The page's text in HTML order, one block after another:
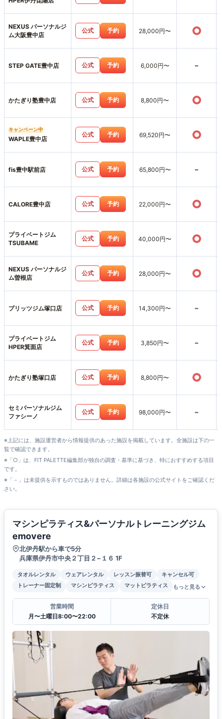
NEXUS パーソナルジ
ム大阪豊中店
公式 予約 28,000円〜 ○
STEP GATE豊中店 公式 予約 6,000円〜 -
かたぎり塾豊中店 公式 予約 8,800円〜 ○
キャンペーン中
WAPLE豊中店
公式 予約 69,520円〜 ○
fis豊中駅前店 公式 予約 65,800円〜 -
CALORE豊中店 公式 予約 22,000円〜 ○
プライベートジム
TSUBAME
公式 予約 40,000円〜 ○
NEXUS パーソナルジ
ム曽根店
公式 予約 28,000円〜 ○
プリッツジム塚口店 公式 予約 14,300円〜 -
プライベートジム
HPER箕面店
公式 予約 3,850円〜 -
かたぎり塾塚口店 公式 予約 8,800円〜 ○
セミパーソナルジム
ファシーノ
公式 予約 98,000円〜 -
※上記には、施設運営者から情報提供のあった施設を掲載しています。全施設は下の一
覧で確認できます。
※「○」は、FIT PALETTE編集部が独自の調査・基準に基づき、特におすすめする項目
です。
※「－」は未提供を示すものではありません。詳細は各施設の公式サイトをご確認くだ
さい。
マシンピラティス&パーソナルトレーニングジム
emovere
北伊丹駅から車で5分
兵庫県伊丹市中央２丁目２−１６ 1F
タオルレンタル ウェアレンタル レッスン振替可
キャンセル可
トレーナー固定制
マシンピラティス マットピラティス もっと見る
営業時間
月〜土曜日8:00〜22:00
定休日
不定休